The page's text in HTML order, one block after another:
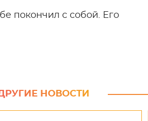
покончил с собой. Его
НОВОСТИ